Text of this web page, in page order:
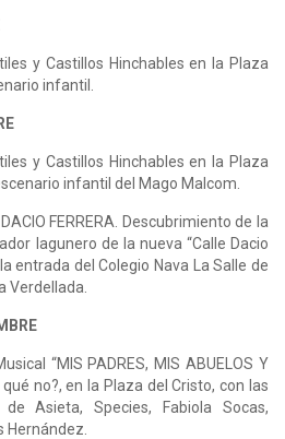
y Castillos Hinchables en la Plaza
infantil.
y Castillos Hinchables en la Plaza
infantil del Mago Malcom.
FERRERA. Descubrimiento de la
lagunero de la nueva “Calle Dacio
entrada del Colegio Nava La Salle de
Verdellada.
“MIS PADRES, MIS ABUELOS Y
no?, en la Plaza del Cristo, con las
Asieta, Species, Fabiola Socas,
Hernández.